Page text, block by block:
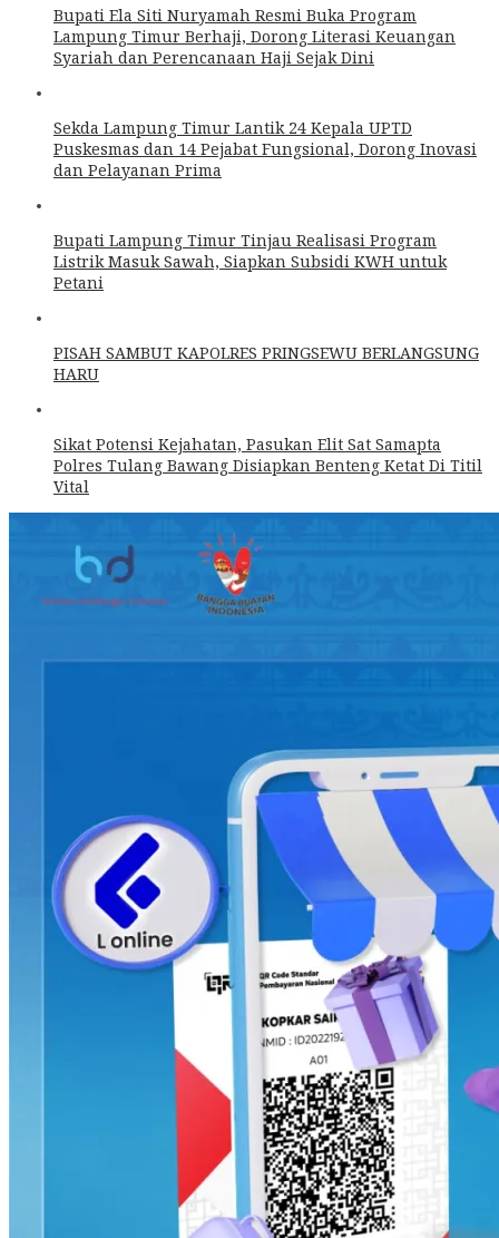
Bupati Ela Siti Nuryamah Resmi Buka Program
Lampung Timur Berhaji, Dorong Literasi Keuangan
Syariah dan Perencanaan Haji Sejak Dini
Sekda Lampung Timur Lantik 24 Kepala UPTD
Puskesmas dan 14 Pejabat Fungsional, Dorong Inovasi
dan Pelayanan Prima
Bupati Lampung Timur Tinjau Realisasi Program
Listrik Masuk Sawah, Siapkan Subsidi KWH untuk
Petani
PISAH SAMBUT KAPOLRES PRINGSEWU BERLANGSUNG
HARU
Sikat Potensi Kejahatan, Pasukan Elit Sat Samapta
Polres Tulang Bawang Disiapkan Benteng Ketat Di Titil
Vital